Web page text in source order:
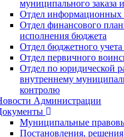
муниципального заказа
Отдел информационных
Отдел финансового
исполнения бюджета
Отдел бюджетного учета
Отдел первичного
Отдел по юридической
внутреннему
контролю
Администрации
Муниципальные
Постановления,